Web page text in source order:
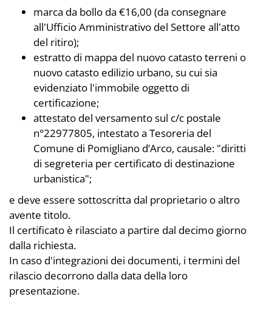
marca da bollo da €16,00 (da consegnare
all'Ufficio Amministrativo del Settore all'atto
del ritiro);
estratto di mappa del nuovo catasto terreni o
nuovo catasto edilizio urbano, su cui sia
evidenziato l'immobile oggetto di
certificazione;
attestato del versamento sul c/c postale
n°22977805, intestato a Tesoreria del
Comune di Pomigliano d’Arco, causale: "diritti
di segreteria per certificato di destinazione
urbanistica";
e deve essere sottoscritta dal proprietario o altro
avente titolo.
Il certificato è rilasciato a partire dal decimo giorno
dalla richiesta.
In caso d'integrazioni dei documenti, i termini del
rilascio decorrono dalla data della loro
presentazione.